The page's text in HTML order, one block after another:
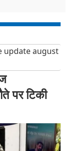
update august
पर टिकी